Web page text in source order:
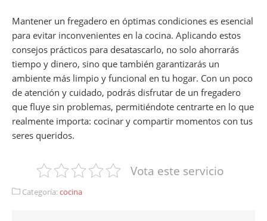
Mantener un fregadero en óptimas condiciones es esencial
para evitar inconvenientes en la cocina. Aplicando estos
consejos prácticos para desatascarlo, no solo ahorrarás
tiempo y dinero, sino que también garantizarás un
ambiente más limpio y funcional en tu hogar. Con un poco
de atención y cuidado, podrás disfrutar de un fregadero
que fluye sin problemas, permitiéndote centrarte en lo que
realmente importa: cocinar y compartir momentos con tus
seres queridos.
Vota este servicio
Categoría:cocina